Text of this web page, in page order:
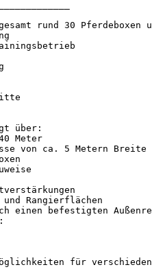
rund 30
über:
einen befestigten